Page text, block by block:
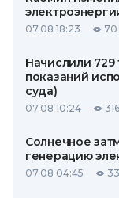
07.08 18:23 70
Начислили 729
показаний
суда)
07.08 10:24
Солнечное
генерацию
07.08 04:45